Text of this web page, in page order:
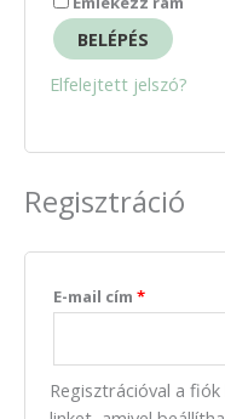
BELÉPÉS
Elfelejtett jelszó?
Regisztráció
E-mail cím *
Regisztrációval a